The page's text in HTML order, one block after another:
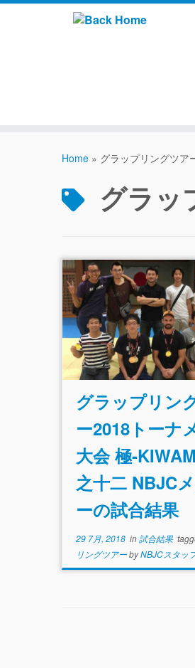
Home » グラップリングツア
グラッ
グラップリン
ー2018トーナ
大会 極-
之十二 NBJC
ーの試合結果
29 7月, 2018 in試合結果
リングツアーbyNBJCスタッ